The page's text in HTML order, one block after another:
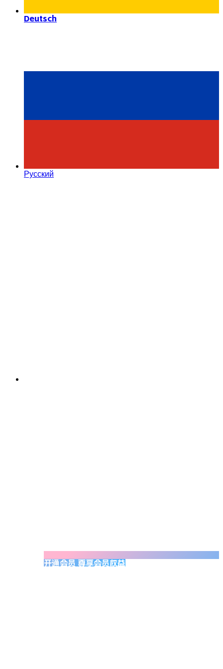
Deutsch
Русский
开通会员 尊享会员权益